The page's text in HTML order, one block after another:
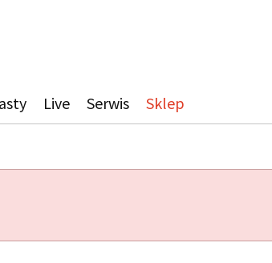
Live Serwis Sklep